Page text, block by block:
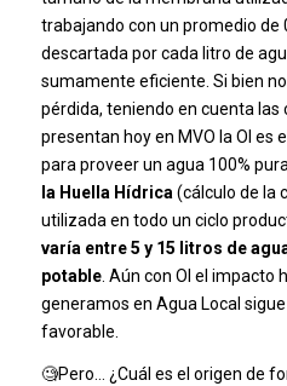
trabajando con un promedio de
descartada por cada litro de
sumamente eficiente. Si bien
pérdida, teniendo en cuenta las
presentan hoy en MVO la OI es
para proveer un agua 100%
la Huella Hídrica (cálculo de la
utilizada en todo un ciclo
varía entre 5 y 15 litros de
potable. Aún con OI el impacto
generamos en Agua Local
favorable.
🧐Pero… ¿Cuál es el origen de